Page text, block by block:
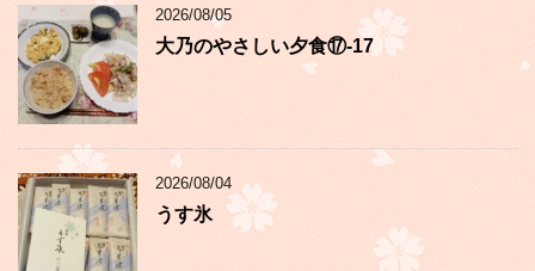
2026/08/05
大乃のやさしい夕食⑰-17
2026/08/04
うす氷